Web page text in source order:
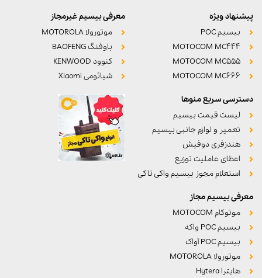
پیشنهاد ویژه
بیسیم POC
MOTOCOM MC444
MOTOCOM MC555
MOTOCOM MC666
دسترسی سریع منوها
لیست قیمت بیسیم
تعمیر و لوازم جانبی بیسیم
هندزفری دوفیش
اعطای عاملیت توزیع
استعلام مجوز بیسیم واکی تاکی
معرفی بیسیم غیرمجاز
موتورولا MOTOROLA
باوفنگ BAOFENG
کنوود KENWOOD
شیائومی Xiaomi
معرفی بیسیم مجاز
موتوکام MOTOCOM
بیسیم POC واکه
بیسیم POC آواک
موتورولا MOTOROLA
هایترا Hytera